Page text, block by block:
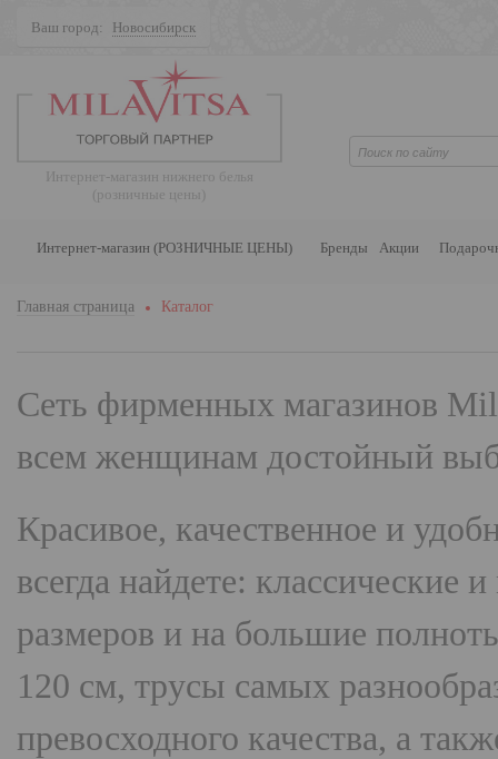
Ваш город: Новосибирск
Интернет-магазин нижнего белья
(розничные цены)
Интернет-магазин (РОЗНИЧНЫЕ ЦЕНЫ) Бренды Акции
Главная страница Каталог
Сеть фирменных магазинов
всем женщинам достойный
Красивое, качественное и
всегда найдете:
размеров и на большие
120 см, трусы самых
превосходного качества, а